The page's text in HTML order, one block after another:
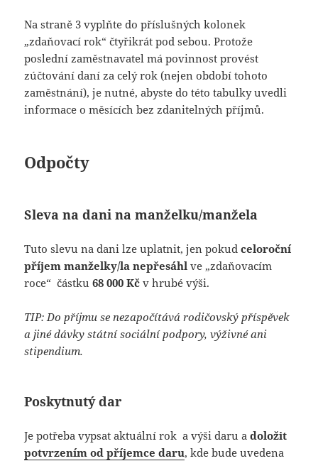
Na straně 3 vyplňte do příslušných kolonek
„zdaňovací rok“ čtyřikrát pod sebou. Protože
poslední zaměstnavatel má povinnost provést
zúčtování daní za celý rok (nejen období tohoto
zaměstnání), je nutné, abyste do této tabulky uvedli
informace o měsících bez zdanitelných příjmů.
Odpočty
Sleva na dani na manželku/manžela
Tuto slevu na dani lze uplatnit, jen pokudceloroční
příjem manželky/la nepřesáhl ve „zdaňovacím
roce“ částku68 000 Kčv hrubé výši.
TIP: Do příjmu se nezapočítává rodičovský příspěvek
a jiné dávky státní sociální podpory, výživné ani
stipendium.
Poskytnutý dar
Je potřeba vypsat aktuální rok a výši daru a doložit
potvrzením od příjemce daru, kde bude uvedena